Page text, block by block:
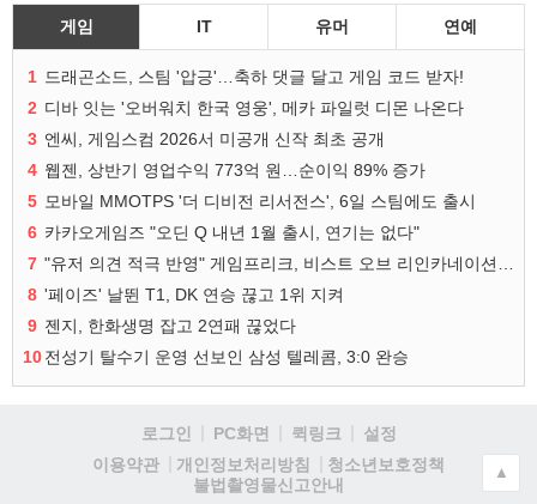
게임 IT 유머 연예
1 드래곤소드, 스팀 '압긍'…축하 댓글 달고 게임 코드 받자!
2 디바 잇는 '오버워치 한국 영웅', 메카 파일럿 디몬 나온다
3 엔씨, 게임스컴 2026서 미공개 신작 최초 공개
4 웹젠, 상반기 영업수익 773억 원…순이익 89% 증가
5 모바일 MMOTPS '더 디비전 리서전스', 6일 스팀에도 출시
6 카카오게임즈 "오딘 Q 내년 1월 출시, 연기는 없다"
7
8 '페이즈' 날뛴 T1, DK 연승 끊고 1위 지켜
9 젠지, 한화생명 잡고 2연패 끊었다
10전성기 탈수기 운영 선보인 삼성 텔레콤, 3:0 완승
로그인 PC화면 퀵링크
설정
이용약관
개인정보처리방침
청소년보호정책
불법촬영물신고안내
▲